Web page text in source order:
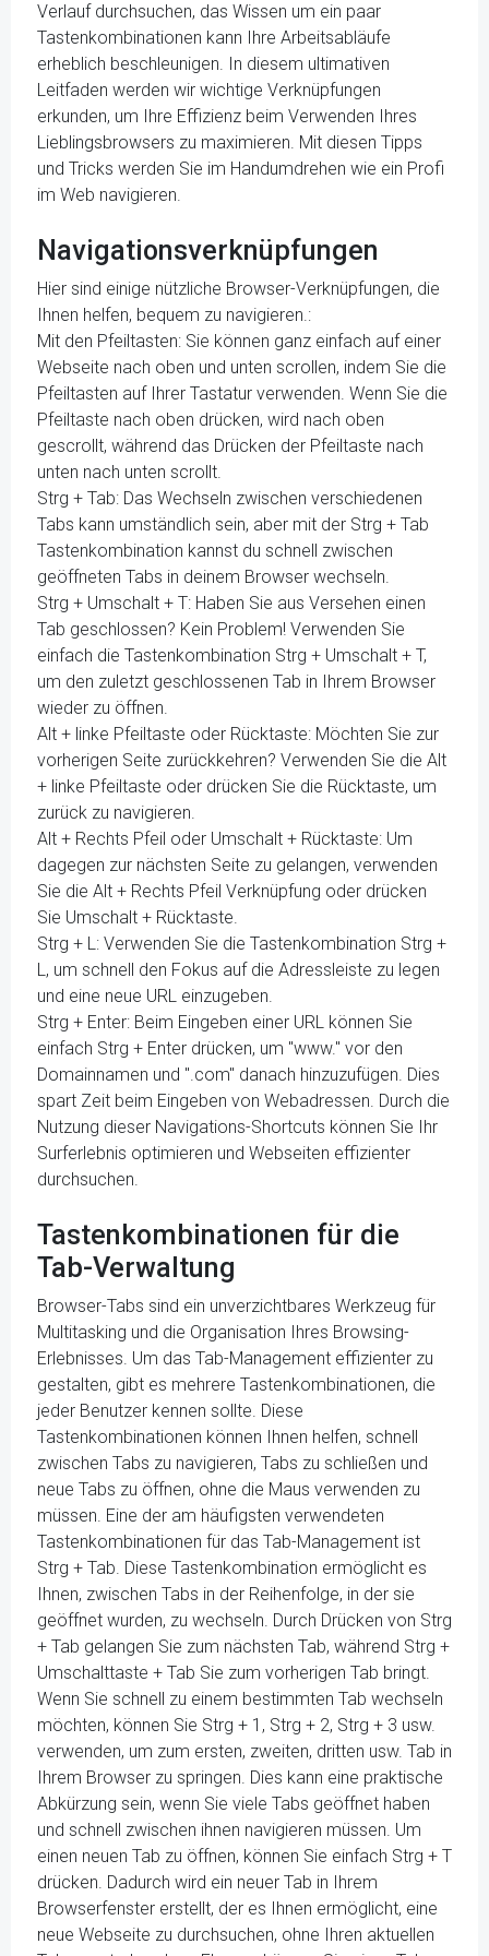
Verlauf durchsuchen, das Wissen um ein paar
Tastenkombinationen kann Ihre Arbeitsabläufe
erheblich beschleunigen. In diesem ultimativen
Leitfaden werden wir wichtige Verknüpfungen
erkunden, um Ihre Effizienz beim Verwenden Ihres
Lieblingsbrowsers zu maximieren. Mit diesen Tipps
und Tricks werden Sie im Handumdrehen wie ein Profi
im Web navigieren.
Navigationsverknüpfungen
Hier sind einige nützliche Browser-Verknüpfungen, die
Ihnen helfen, bequem zu navigieren.:
Mit den Pfeiltasten: Sie können ganz einfach auf einer
Webseite nach oben und unten scrollen, indem Sie die
Pfeiltasten auf Ihrer Tastatur verwenden. Wenn Sie die
Pfeiltaste nach oben drücken, wird nach oben
gescrollt, während das Drücken der Pfeiltaste nach
unten nach unten scrollt.
Strg + Tab: Das Wechseln zwischen verschiedenen
Tabs kann umständlich sein, aber mit der Strg + Tab
Tastenkombination kannst du schnell zwischen
geöffneten Tabs in deinem Browser wechseln.
Strg + Umschalt + T: Haben Sie aus Versehen einen
Tab geschlossen? Kein Problem! Verwenden Sie
einfach die Tastenkombination Strg + Umschalt + T,
um den zuletzt geschlossenen Tab in Ihrem Browser
wieder zu öffnen.
Alt + linke Pfeiltaste oder Rücktaste: Möchten Sie zur
vorherigen Seite zurückkehren? Verwenden Sie die Alt
+ linke Pfeiltaste oder drücken Sie die Rücktaste, um
zurück zu navigieren.
Alt + Rechts Pfeil oder Umschalt + Rücktaste: Um
dagegen zur nächsten Seite zu gelangen, verwenden
Sie die Alt + Rechts Pfeil Verknüpfung oder drücken
Sie Umschalt + Rücktaste.
Strg + L: Verwenden Sie die Tastenkombination Strg +
L, um schnell den Fokus auf die Adressleiste zu legen
und eine neue URL einzugeben.
Strg + Enter: Beim Eingeben einer URL können Sie
einfach Strg + Enter drücken, um "www." vor den
Domainnamen und ".com" danach hinzuzufügen. Dies
spart Zeit beim Eingeben von Webadressen. Durch die
Nutzung dieser Navigations-Shortcuts können Sie Ihr
Surferlebnis optimieren und Webseiten effizienter
durchsuchen.
Tastenkombinationen für die
Tab-Verwaltung
Browser-Tabs sind ein unverzichtbares Werkzeug für
Multitasking und die Organisation Ihres Browsing-
Erlebnisses. Um das Tab-Management effizienter zu
gestalten, gibt es mehrere Tastenkombinationen, die
jeder Benutzer kennen sollte. Diese
Tastenkombinationen können Ihnen helfen, schnell
zwischen Tabs zu navigieren, Tabs zu schließen und
neue Tabs zu öffnen, ohne die Maus verwenden zu
müssen. Eine der am häufigsten verwendeten
Tastenkombinationen für das Tab-Management ist
Strg + Tab. Diese Tastenkombination ermöglicht es
Ihnen, zwischen Tabs in der Reihenfolge, in der sie
geöffnet wurden, zu wechseln. Durch Drücken von Strg
+ Tab gelangen Sie zum nächsten Tab, während Strg +
Umschalttaste + Tab Sie zum vorherigen Tab bringt.
Wenn Sie schnell zu einem bestimmten Tab wechseln
möchten, können Sie Strg + 1, Strg + 2, Strg + 3 usw.
verwenden, um zum ersten, zweiten, dritten usw. Tab in
Ihrem Browser zu springen. Dies kann eine praktische
Abkürzung sein, wenn Sie viele Tabs geöffnet haben
und schnell zwischen ihnen navigieren müssen. Um
einen neuen Tab zu öffnen, können Sie einfach Strg + T
drücken. Dadurch wird ein neuer Tab in Ihrem
Browserfenster erstellt, der es Ihnen ermöglicht, eine
neue Webseite zu durchsuchen, ohne Ihren aktuellen